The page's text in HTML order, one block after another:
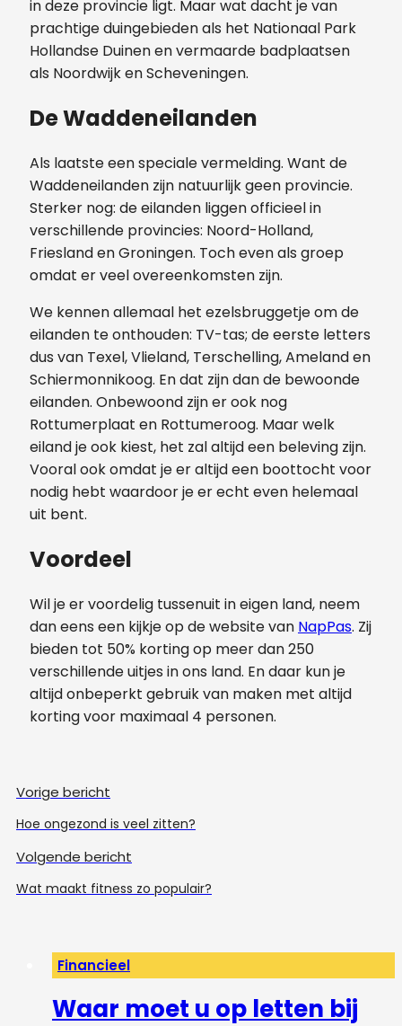
in deze provincie ligt. Maar wat dacht je van
prachtige duingebieden als het Nationaal Park
Hollandse Duinen en vermaarde badplaatsen
als Noordwijk en Scheveningen.
De Waddeneilanden
Als laatste een speciale vermelding. Want de
Waddeneilanden zijn natuurlijk geen provincie.
Sterker nog: de eilanden liggen officieel in
verschillende provincies: Noord-Holland,
Friesland en Groningen. Toch even als groep
omdat er veel overeenkomsten zijn.
We kennen allemaal het ezelsbruggetje om de
eilanden te onthouden: TV-tas; de eerste letters
dus van Texel, Vlieland, Terschelling, Ameland en
Schiermonnikoog. En dat zijn dan de bewoonde
eilanden. Onbewoond zijn er ook nog
Rottumerplaat en Rottumeroog. Maar welk
eiland je ook kiest, het zal altijd een beleving zijn.
Vooral ook omdat je er altijd een boottocht voor
nodig hebt waardoor je er echt even helemaal
uit bent.
Voordeel
Wil je er voordelig tussenuit in eigen land, neem
dan eens een kijkje op de website van NapPas. Zij
bieden tot 50% korting op meer dan 250
verschillende uitjes in ons land. En daar kun je
altijd onbeperkt gebruik van maken met altijd
korting voor maximaal 4 personen.
Vorige bericht
Hoe ongezond is veel zitten?
Volgende bericht
Wat maakt fitness zo populair?
Financieel
Waar moet u op letten bij